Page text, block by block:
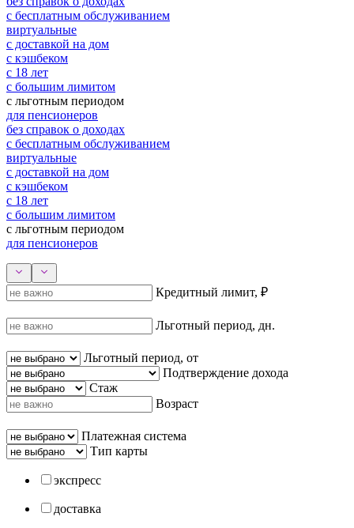
с бесплатным обслуживанием
виртуальные
с доставкой на дом
с кэшбеком
с 18 лет
с большим лимитом
с льготным периодом
для пенсионеров
без справок о доходах
с бесплатным обслуживанием
виртуальные
с доставкой на дом
с кэшбеком
с 18 лет
с большим лимитом
с льготным периодом
для пенсионеров
Кредитный лимит, ₽
Льготный период, дн.
Льготный период, от
Подтверждение дохода
Стаж
Возраст
Платежная система
Тип карты
экспресс
доставка